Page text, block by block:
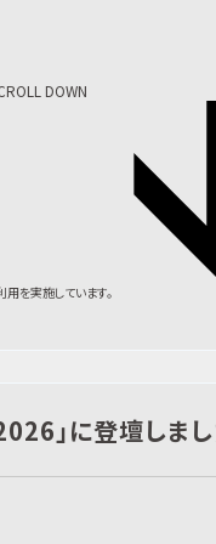
DOWN
を実施しています。
」に登壇しま